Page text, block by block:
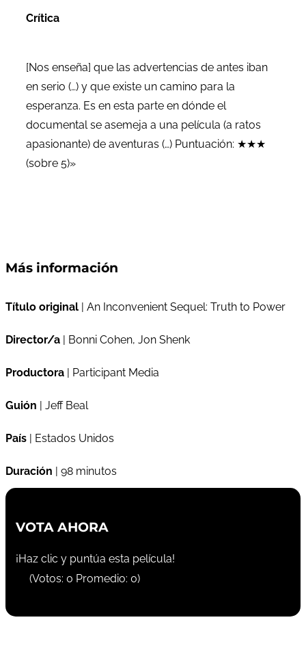
Crítica
[Nos enseña] que las advertencias de antes iban
en serio (…) y que existe un camino para la
esperanza. Es en esta parte en dónde el
documental se asemeja a una película (a ratos
apasionante) de aventuras (…) Puntuación: ★★★
(sobre 5)»
Más información
Título original | An Inconvenient Sequel: Truth to Power
Director/a | Bonni Cohen, Jon Shenk
Productora | Participant Media
Guión | Jeff Beal
País | Estados Unidos
Duración | 98 minutos
VOTA AHORA
¡Haz clic y puntúa esta película!
(Votos: 0 Promedio: 0)